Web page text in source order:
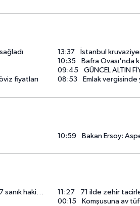
13:37
İstanbul
10:35
Bafra Ovası'nda
09:45
GÜNCEL ALTIN
fiyatları 08:53 Emlak
10:59 Bakan Ersoy:
çıkacak 11:27
71 ilde zehir
00:15 Komşusuna av